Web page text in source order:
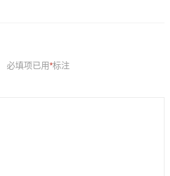
必填项已用*标注